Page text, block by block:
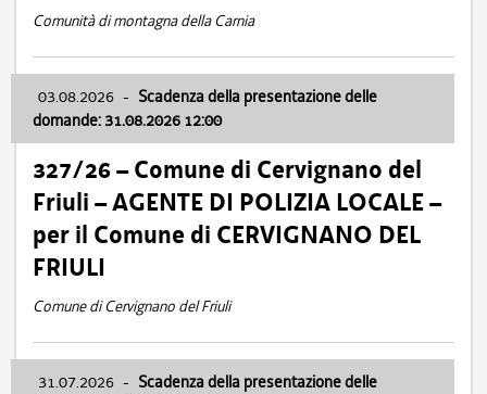
Comunità di montagna della Carnia
03.08.2026 - Scadenza della presentazione delle
domande: 31.08.2026 12:00
327/26 – Comune di Cervignano del
Friuli – AGENTE DI POLIZIA LOCALE –
per il Comune di CERVIGNANO DEL
FRIULI
Comune di Cervignano del Friuli
31.07.2026 - Scadenza della presentazione delle